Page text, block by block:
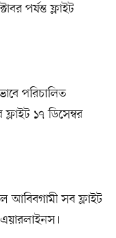
পর্যন্ত ফ্লাইট
পরিচালিত
১৭ ডিসেম্বর
আবিবগামী সব ফ্লাইট